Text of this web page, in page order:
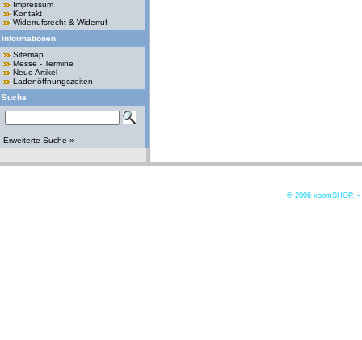
Impressum
Kontakt
Widerrufsrecht & Widerruf
Informationen
Sitemap
Messe - Termine
Neue Artikel
Ladenöffnungszeiten
Suche
Erweiterte Suche »
© 2006 xoomSHOP. -